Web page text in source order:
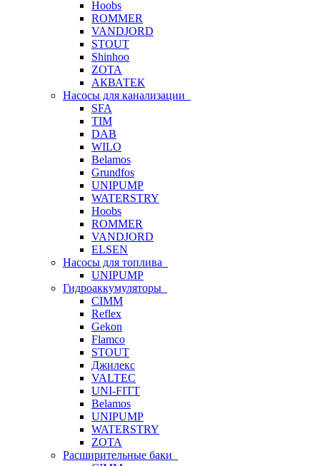
Hoobs
ROMMER
VANDJORD
STOUT
Shinhoo
ZOTA
АКВАТЕК
Насосы для канализации
SFA
TIM
DAB
WILO
Belamos
Grundfos
UNIPUMP
WATERSTRY
Hoobs
ROMMER
VANDJORD
ELSEN
Насосы для топлива
UNIPUMP
Гидроаккумуляторы
CIMM
Reflex
Gekon
Flamco
STOUT
Джилекс
VALTEC
UNI-FITT
Belamos
UNIPUMP
WATERSTRY
ZOTA
Расширительные баки